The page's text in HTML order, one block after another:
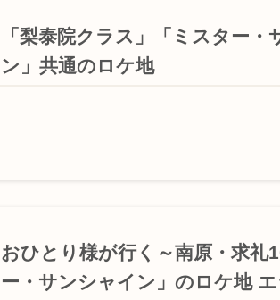
「梨泰院クラス」「ミスター・
ン」共通のロケ地
おひとり様が行く～南原・求礼
ー・サンシャイン」のロケ地